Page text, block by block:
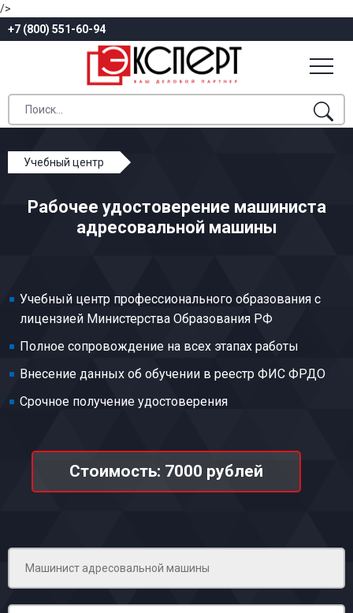
/>
+7 (800) 551-60-94
Учебный центр
Общие профессии полиграфического производства
Машинист адресовальной машины
Рабочее удостоверение машиниста
адресовальной машины
Учебный центр профессионального образования с
лицензией Министерства Образования РФ
Полное сопровождение на всех этапах работы
Внесение данных об обучении в реестр ФИС ФРДО
Срочное получение удостоверения
Стоимость: 7000 рублей